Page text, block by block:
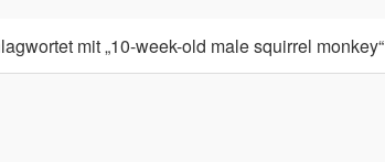
mit „10-week-old male squirrel monkey“